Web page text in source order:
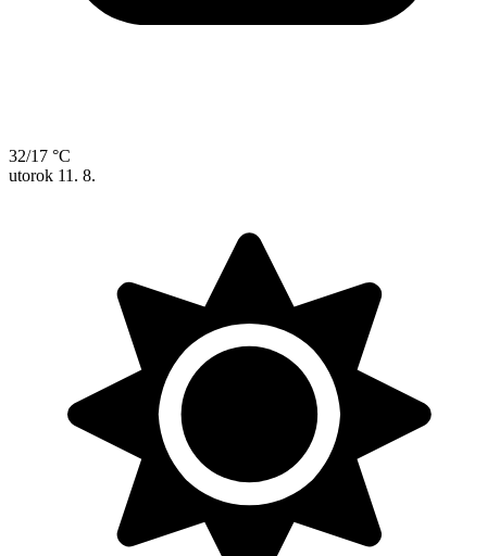
32/17 °C
utorok 11. 8.